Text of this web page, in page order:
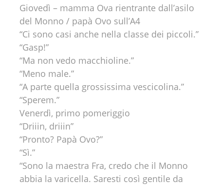
Giovedì – mamma Ova rientrante dall’asilo
del Monno / papà Ovo sull’A4
“Ci sono casi anche nella classe dei piccoli.”
“Gasp!”
“Ma non vedo macchioline.”
“Meno male.”
“A parte quella grossissima vescicolina.”
“Sperem.”
Venerdì, primo pomeriggio
“Driiin, driiin”
“Pronto? Papà Ovo?”
“Sì.”
“Sono la maestra Fra, credo che il Monno
abbia la varicella. Saresti così gentile da